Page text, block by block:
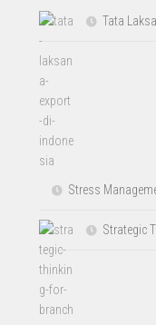
Tata
Stress
Strategic